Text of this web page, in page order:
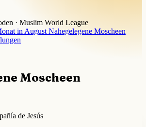
· Muslim World League
in August Nahegelegene Moscheen
Moscheen
de Jesús